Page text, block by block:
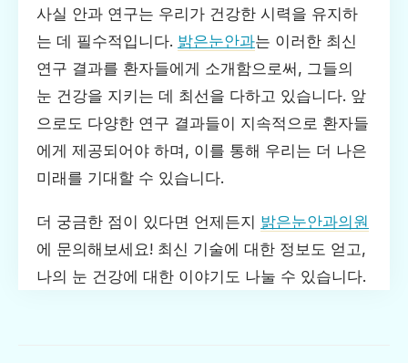
사실 안과 연구는 우리가 건강한 시력을 유지하
는 데 필수적입니다. 밝은눈안과는 이러한 최신
연구 결과를 환자들에게 소개함으로써, 그들의
눈 건강을 지키는 데 최선을 다하고 있습니다. 앞
으로도 다양한 연구 결과들이 지속적으로 환자들
에게 제공되어야 하며, 이를 통해 우리는 더 나은
미래를 기대할 수 있습니다.
더 궁금한 점이 있다면 언제든지 밝은눈안과의원
에 문의해보세요! 최신 기술에 대한 정보도 얻고,
나의 눈 건강에 대한 이야기도 나눌 수 있습니다.